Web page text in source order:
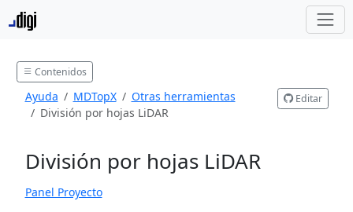
Contenidos
Ayuda MDTopX
Otras herramientas
División por hojas LiDAR
Editar
División por hojas LiDAR
Panel Proyecto